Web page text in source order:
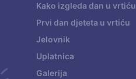
Kako izgleda dan u vrtiću
Prvi dan djeteta u vrtiću
Jelovnik
Uplatnica
Galerija